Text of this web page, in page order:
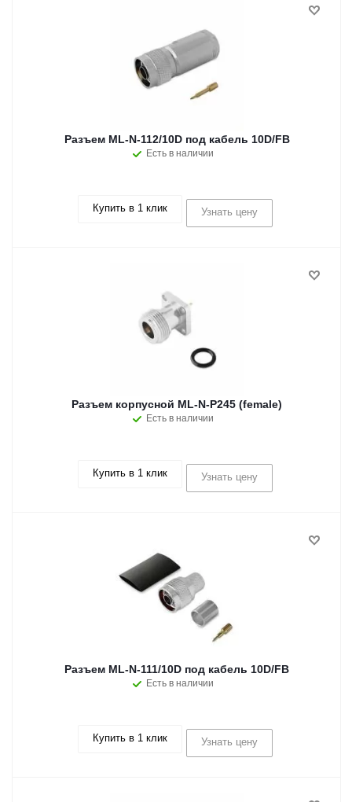
Разъем ML-N-112/10D под кабель 10D/FB
Есть в наличии
Купить в 1 клик Узнать цену
Разъем корпусной ML-N-P245 (female)
Есть в наличии
Купить в 1 клик Узнать цену
Разъем ML-N-111/10D под кабель 10D/FB
Есть в наличии
Купить в 1 клик Узнать цену